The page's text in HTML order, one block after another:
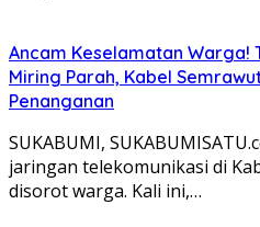
Ancam Keselamatan Warga!
Miring Parah, Kabel
Penanganan
SUKABUMI,
jaringan telekomunikasi di
disorot warga. Kali ini,…